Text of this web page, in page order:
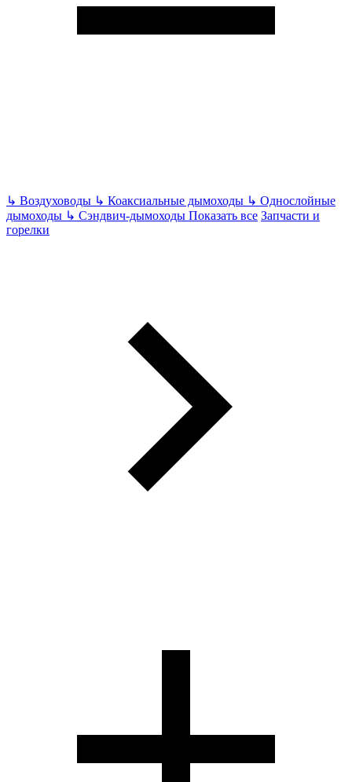
↳ Воздуховоды ↳ Коаксиальные дымоходы ↳ Однослойные
дымоходы ↳ Сэндвич-дымоходы Показать все Запчасти и
горелки